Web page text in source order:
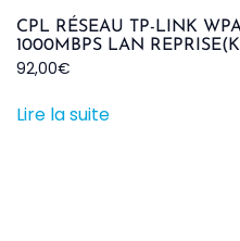
CPL RÉSEAU TP-LINK
1000MBPS LAN
92,00€
Lire la suite